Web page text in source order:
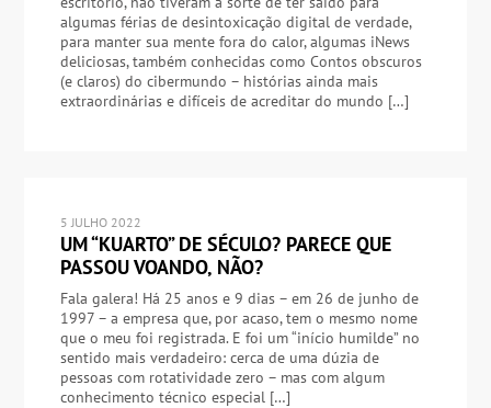
algumas férias de desintoxicação digital de verdade,
para manter sua mente fora do calor, algumas iNews
deliciosas, também conhecidas como Contos obscuros
(e claros) do cibermundo – histórias ainda mais
extraordinárias e difíceis de acreditar do mundo […]
5 JULHO 2022
UM “KUARTO” DE SÉCULO? PARECE QUE
PASSOU VOANDO, NÃO?
Fala galera! Há 25 anos e 9 dias – em 26 de junho de
1997 – a empresa que, por acaso, tem o mesmo nome
que o meu foi registrada. E foi um “início humilde” no
sentido mais verdadeiro: cerca de uma dúzia de
pessoas com rotatividade zero – mas com algum
conhecimento técnico especial […]